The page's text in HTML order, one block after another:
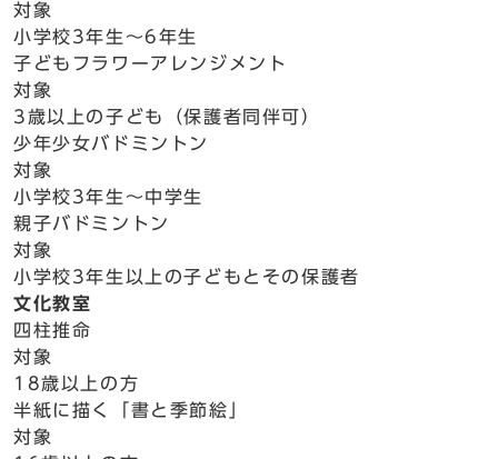
対象
小学校3年生～6年生
子どもフラワーアレンジメント
対象
3歳以上の子ども（保護者同伴可）
少年少女バドミントン
対象
小学校3年生～中学生
親子バドミントン
対象
小学校3年生以上の子どもとその保護者
文化教室
四柱推命
対象
18歳以上の方
半紙に描く「書と季節絵」
対象